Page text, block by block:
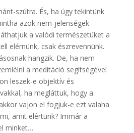
szútra. És, ha úgy tekintünk
azok nem-jelenségek
a valódi természetüket a
elérnünk, csak észrevennünk.
hangzik. De, ha nem
a meditáció segítségével
leszek-e objektív és
ha megláttuk, hogy a
vajon el fogjuk-e ezt valaha
amit elértünk? Immár a
minket…